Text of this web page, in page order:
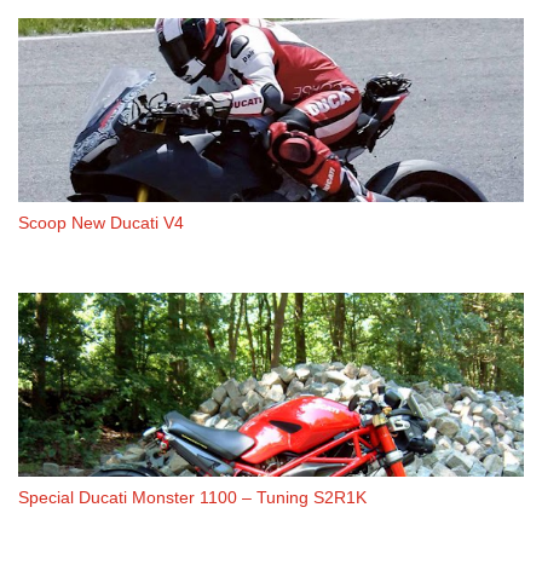
Scoop New Ducati V4
Special Ducati Monster 1100 – Tuning S2R1K